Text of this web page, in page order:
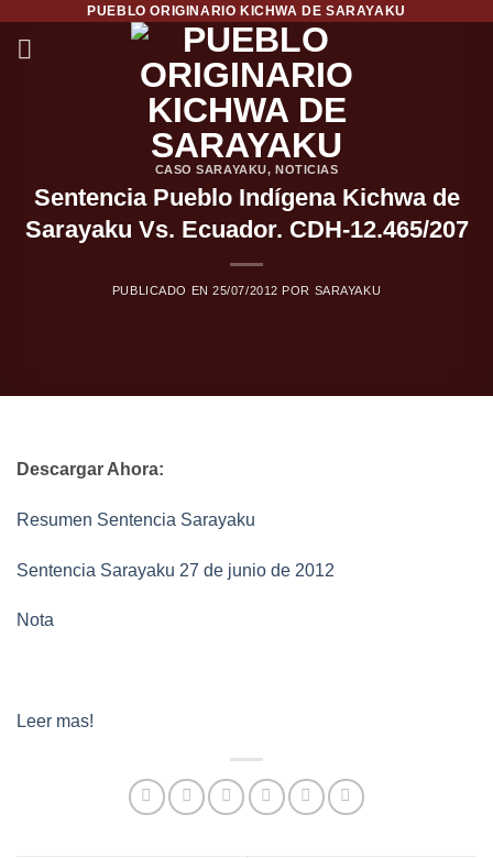
PUEBLO ORIGINARIO KICHWA DE SARAYAKU
CASO SARAYAKU, NOTICIAS
Sentencia Pueblo Indígena Kichwa de
Sarayaku Vs. Ecuador. CDH-12.465/207
PUBLICADO EN25/07/2012 POR SARAYAKU
Descargar Ahora:
Resumen Sentencia Sarayaku
Sentencia Sarayaku 27 de junio de 2012
Nota
Leer mas!